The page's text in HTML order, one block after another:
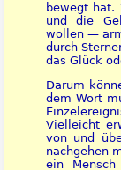
bewegt hat.
und die
wollen —
durch
das Glück
Darum
dem Wort
Vielleicht
von und
nachgehen
ein